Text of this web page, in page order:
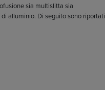
sia multislitta sia
alluminio. Di seguito sono riportati